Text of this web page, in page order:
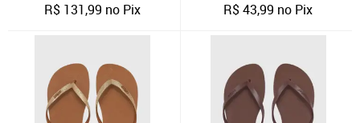
R$ 131,99 no Pix R$43,99 no Pix